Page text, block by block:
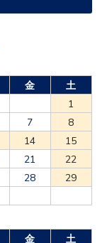
金
土
1
7
8
14
15
21
22
28
29
金
土